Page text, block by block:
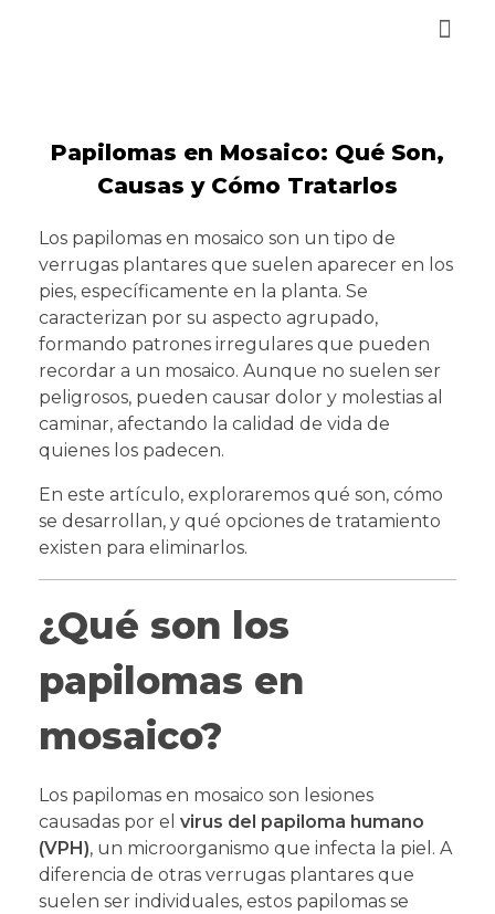
Papilomas en Mosaico: Qué Son,
Causas y Cómo Tratarlos
Los papilomas en mosaico son un tipo de
verrugas plantares que suelen aparecer en los
pies, específicamente en la planta. Se
caracterizan por su aspecto agrupado,
formando patrones irregulares que pueden
recordar a un mosaico. Aunque no suelen ser
peligrosos, pueden causar dolor y molestias al
caminar, afectando la calidad de vida de
quienes los padecen.
En este artículo, exploraremos qué son, cómo
se desarrollan, y qué opciones de tratamiento
existen para eliminarlos.
¿Qué son los
papilomas en
mosaico?
Los papilomas en mosaico son lesiones
causadas por el virus del papiloma humano
(VPH), un microorganismo que infecta la piel. A
diferencia de otras verrugas plantares que
suelen ser individuales, estos papilomas se